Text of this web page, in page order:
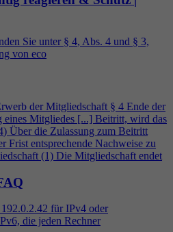
Sie unter § 4, Abs. 4 und § 3,
von eco
der Mitgliedschaft § 4 Ende der
Mitgliedes [...] Beitritt, wird das
) Über die Zulassung zum Beitritt
Frist entsprechende Nachweise zu
(1) Die Mitgliedschaft endet
für IPv4 oder
die jeden Rechner